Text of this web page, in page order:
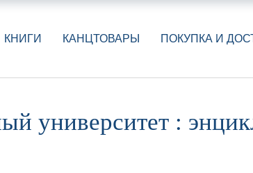
КНИГИ КАНЦТОВАРЫ ПОКУПКА И
университет :